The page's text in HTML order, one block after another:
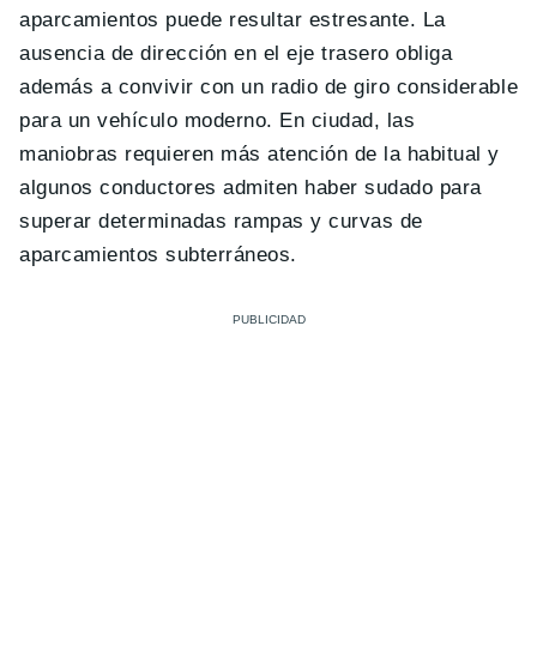
aparcamientos puede resultar estresante. La
ausencia de dirección en el eje trasero obliga
además a convivir con un radio de giro considerable
para un vehículo moderno. En ciudad, las
maniobras requieren más atención de la habitual y
algunos conductores admiten haber sudado para
superar determinadas rampas y curvas de
aparcamientos subterráneos.